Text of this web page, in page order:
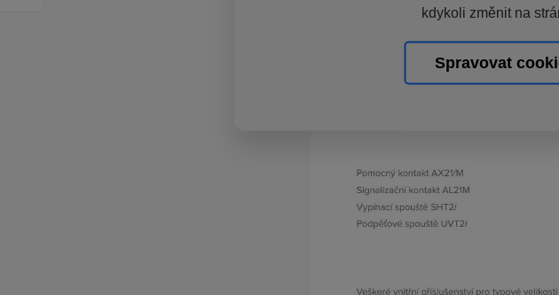
kdykoli změnit na
Spravovat